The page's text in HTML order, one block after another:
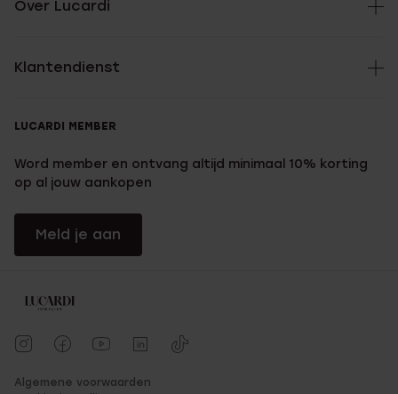
Over Lucardi
Klantendienst
LUCARDI MEMBER
Word member en ontvang altijd minimaal 10% korting
op al jouw aankopen
Meld je aan
Algemene voorwaarden